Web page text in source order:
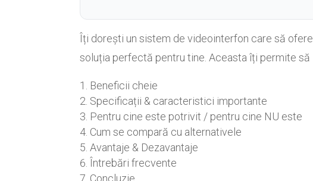
Îți dorești un sistem de videointerfon care să
soluția perfectă pentru tine. Aceasta îți permite
Beneficii cheie
Specificații & caracteristici importante
Pentru cine este potrivit / pentru cine NU este
Cum se compară cu alternativele
Avantaje & Dezavantaje
Întrebări frecvente
Concluzie